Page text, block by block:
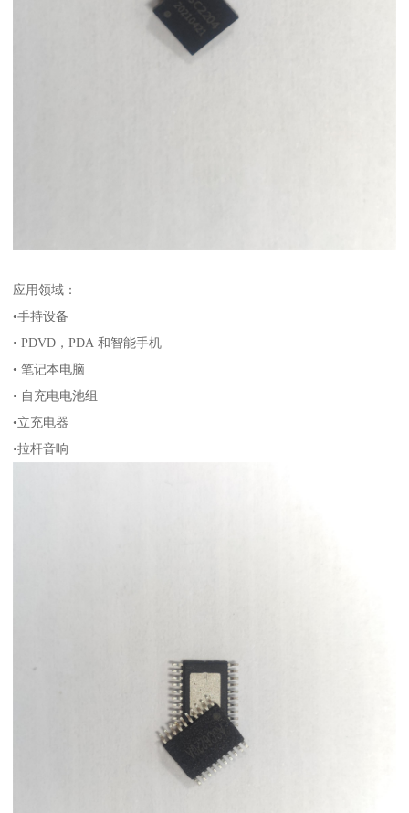
应用领域：
•手持设备
• PDVD，PDA 和智能手机
• 笔记本电脑
• 自充电电池组
•立充电器
•拉杆音响